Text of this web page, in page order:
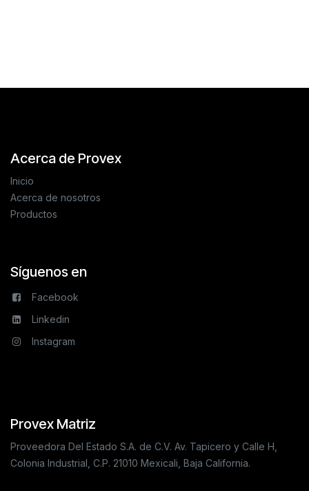
Acerca de Provex
Inicio
Acerca de nosotros
Productos
Síguenos en
Facebook
Linkedin
Instagram
Provex Matriz
Proveedora Del Estado S.A. de C.V. Av. Tapicero y Calle H,
Colonia Industrial, C.P. 21010 Mexicali, Baja California.